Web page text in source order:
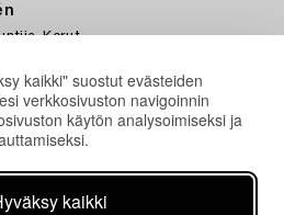
kaikki" suostut evästeiden
verkkosivuston navigoinnin
käytön analysoimiseksi ja
kaikki
Korut